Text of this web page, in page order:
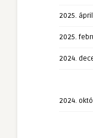
2025.
2025.
2024.
2024.